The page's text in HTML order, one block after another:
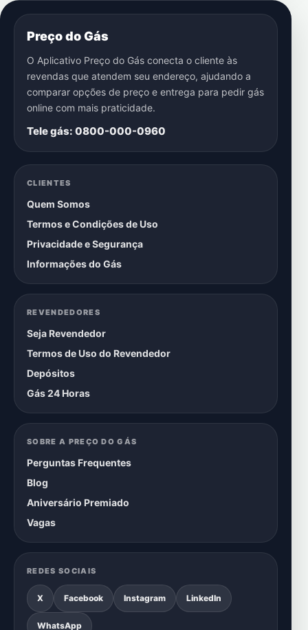
Preço do Gás
O Aplicativo Preço do Gás conecta o cliente às
revendas que atendem seu endereço, ajudando a
comparar opções de preço e entrega para pedir gás
online com mais praticidade.
Tele gás: 0800-000-0960
CLIENTES
Quem Somos
Termos e Condições de Uso
Privacidade e Segurança
Informações do Gás
REVENDEDORES
Seja Revendedor
Termos de Uso do Revendedor
Depósitos
Gás 24 Horas
SOBRE A PREÇO DO GÁS
Perguntas Frequentes
Blog
Aniversário Premiado
Vagas
REDES SOCIAIS
X Facebook Instagram LinkedIn
WhatsApp